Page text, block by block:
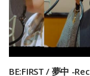
BE:FIRST / 夢中 -